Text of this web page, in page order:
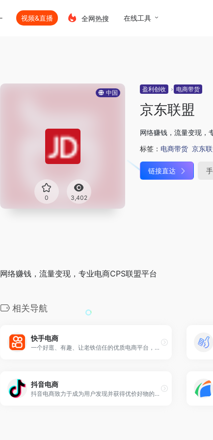
视频&直播 全网热搜 在线工具
中国
0 3,402
盈利创收 电商带货
京东联盟
网络赚钱，流量变现，
标签： 电商带货 京东
链接直达
网络赚钱，流量变现，专业电商CPS联盟平台
相关导航
快手电商
一个好逛、有趣、让老铁信任的优质电商平台，帮助达人和商家实现高效交易，以沉浸式体验带给消费者不一样的购物感受。来快手电商，让生活更好一点！
抖音电商
抖音电商致力于成为用户发现并获得优价好物的首选平台。同时，抖音电商积极引入优质合作伙伴，为商家变现提供多元的选择。短视频、商家自播、主播带货，满足商家达人多形式变现需求。